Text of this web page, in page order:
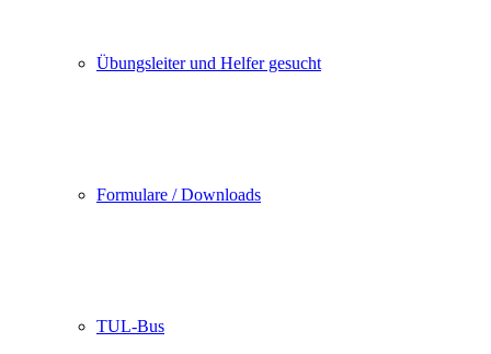
Übungsleiter und Helfer gesucht
Formulare / Downloads
TUL-Bus